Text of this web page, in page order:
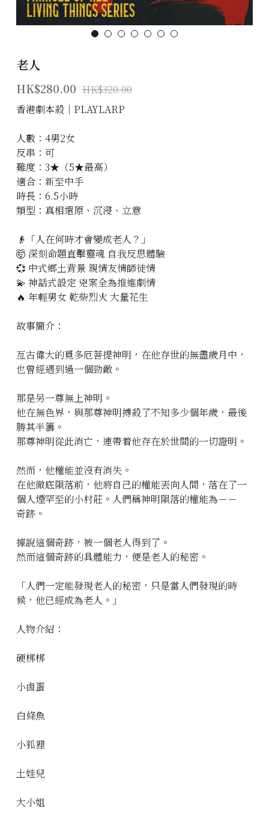
到址及團建服務
Instagram
搜索
老人
HK$280.00 HK$320.00
香港劇本殺│PLAYLARP
人數：4男2女
反串：可
難度：3★（5★最高）
適合：新至中手
時長：6.5小時
類型：真相還原、沉浸、立意
👴「人在何時才會變成老人？」
🤯 深刻命題直擊靈魂 自我反思體驗
💞 中式鄉土背景 親情友情師徒情
💫 神話式設定 兇案全為推進劇情
🔥 年輕男女 乾柴烈火 大量花生
故事簡介：
亙古偉大的覓多厄菩提神明，在他存世的無盡歲月中，
也曾經遇到過一個勁敵。
那是另一尊無上神明。
他在無色界，與那尊神明搏殺了不知多少個年歲，最後
勝其半籌。
那尊神明從此消亡，連帶着他存在於世間的一切證明。
然而，他權能並沒有消失。
在他徹底隕落前，他將自己的權能丟向人間，落在了一
個人煙罕至的小村莊。人們稱神明隕落的權能為－－
奇跡。
據說這個奇跡，被一個老人得到了。
然而這個奇跡的具體能力，便是老人的秘密。
「人們一定能發現老人的秘密，只是當人們發現的時
候，他已經成為老人。」
人物介紹：
硬梆梆
小鹵蛋
白條魚
小狐狸
土娃兒
大小姐